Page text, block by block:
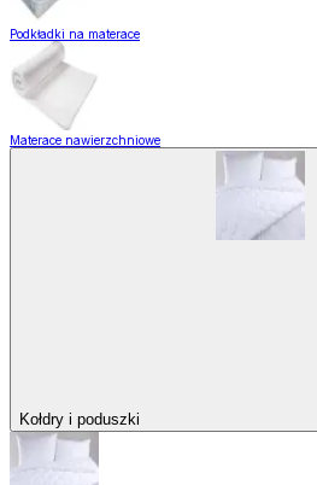
Podkładki na materace
Materace nawierzchniowe
Kołdry i poduszki